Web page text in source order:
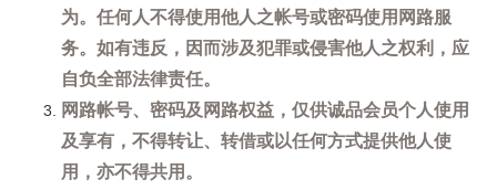
为。任何人不得使用他人之帐号或密码使用网路服
务。如有违反，因而涉及犯罪或侵害他人之权利，应
自负全部法律责任。
网路帐号、密码及网路权益，仅供诚品会员个人使用
及享有，不得转让、转借或以任何方式提供他人使
用，亦不得共用。